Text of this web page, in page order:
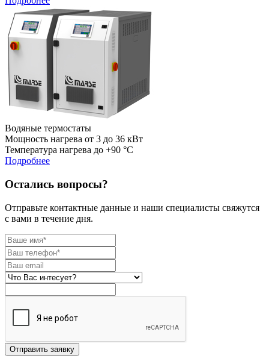
Водяные термостаты
Мощность нагрева от 3 до 36 кВт
Температура нагрева до +90 °C
Подробнее
Остались вопросы?
Отправьте контактные данные и наши специалисты свяжутся
с вами в течение дня.
Отправить заявку